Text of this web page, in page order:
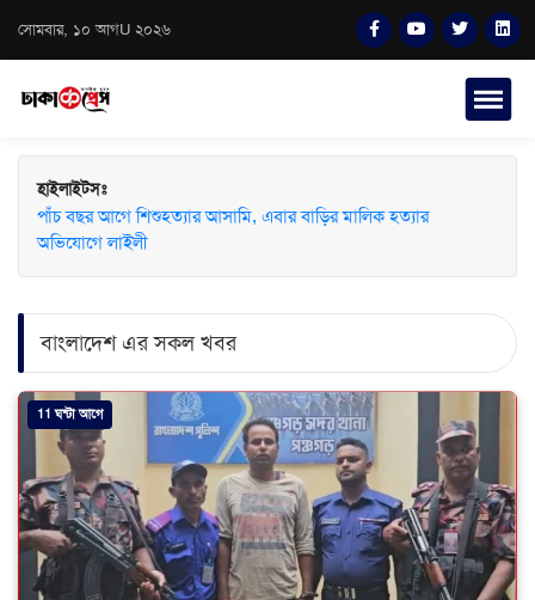
সোমবার, ১০ আগU ২০২৬
হাইলাইটসঃ
পাঁচ বছর আগে শিশুহত্যার আসামি, এবার বাড়ির মালিক হত্যার
অভিযোগে লাইলী
বাংলাদেশ এর সকল খবর
11 ঘন্টা আগে